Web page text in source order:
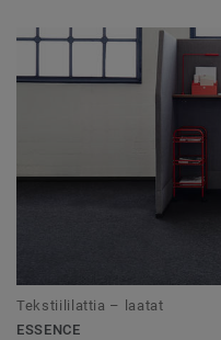
Tekstiililattia – laatat
ESSENCE